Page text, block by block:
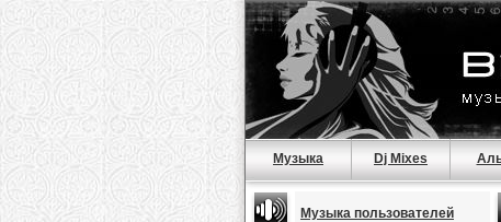
Музыка Dj Mixes
Музыка пользователей